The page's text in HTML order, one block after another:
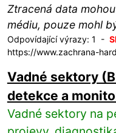
Ztracená data
médiu, pouze mohl
Odpovídající výrazy: 1 -
https://www.zachrana-
Vadné sektory
detekce a
Vadné sektory na